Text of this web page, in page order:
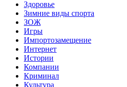
Здоровье
Зимние виды спорта
ЗОЖ
Игры
Импортозамещение
Интернет
Истории
Компании
Криминал
Культура